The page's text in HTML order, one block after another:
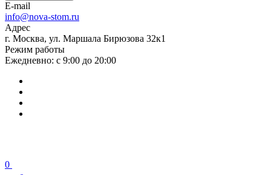
E-mail
info@nova-stom.ru
Адрес
г. Москва, ул. Маршала Бирюзова 32к1
Режим работы
Ежедневно: с 9:00 до 20:00
0